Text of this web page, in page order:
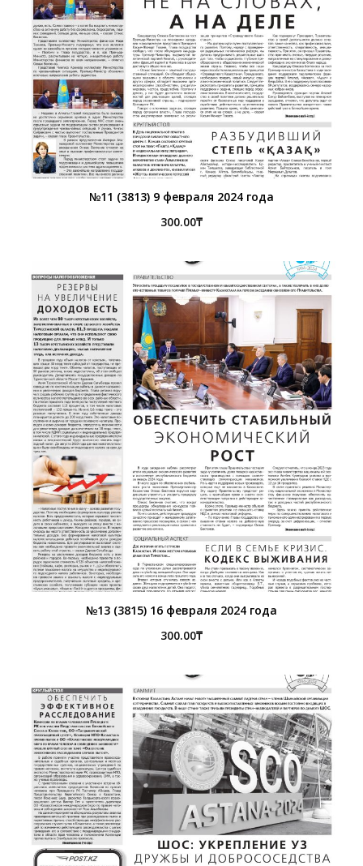
№11 (3813) 9 февраля 2024 года
300.00₸
№13 (3815) 16 февраля 2024 года
300.00₸